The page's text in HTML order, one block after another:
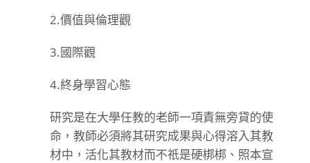
2.價值與倫理觀
3.國際觀
4.終身學習心態
研究是在大學任教的老師一項責無旁貸的使
命，教師必須將其研究成果與心得溶入其教
材中，活化其教材而不祇是硬梆梆、照本宣